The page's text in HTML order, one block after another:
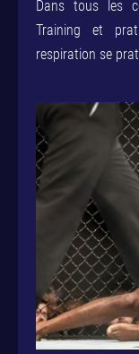
Dans tous les
Training et
respiration se